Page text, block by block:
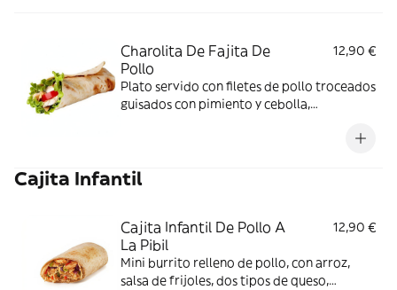
Charolita De Fajita De
Pollo
12,90 €
Plato servido con filetes de pollo troceados
guisados con pimiento y cebolla,
Cajita Infantil
Cajita Infantil De Pollo A
La Pibil
12,90 €
Mini burrito relleno de pollo, con arroz,
salsa de frijoles, dos tipos de queso,